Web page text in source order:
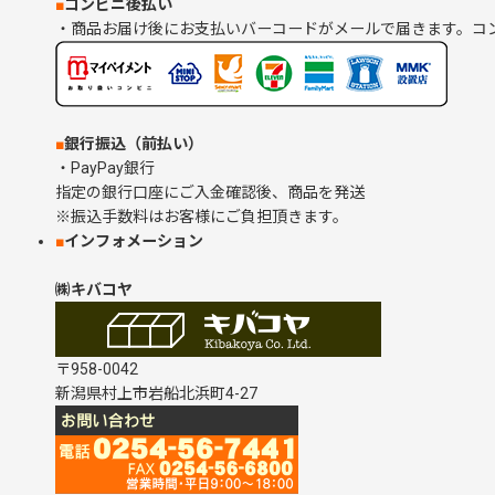
■コンビニ後払い
・商品お届け後にお支払いバーコードがメールで届きます。コ
■銀行振込（前払い）
・PayPay銀行
指定の銀行口座にご入金確認後、商品を発送
※振込手数料はお客様にご負担頂きます。
■インフォメーション
㈱キバコヤ
〒958-0042
新潟県村上市岩船北浜町4-27